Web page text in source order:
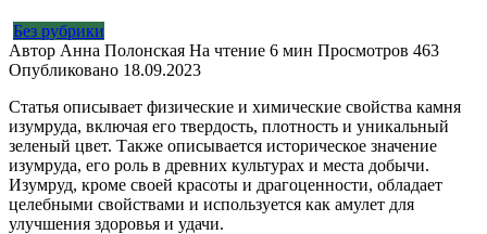
Без рубрики
Автор Анна Полонская На чтение 6 мин Просмотров 463
Опубликовано 18.09.2023
Статья описывает физические и химические свойства камня
изумруда, включая его твердость, плотность и уникальный
зеленый цвет. Также описывается историческое значение
изумруда, его роль в древних культурах и места добычи.
Изумруд, кроме своей красоты и драгоценности, обладает
целебными свойствами и используется как амулет для
улучшения здоровья и удачи.